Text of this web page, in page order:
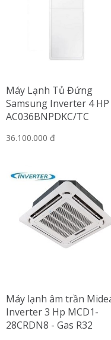
Máy Lạnh Tủ Đứng
Samsung Inverter 4 HP
AC036BNPDKC/TC
36.100.000 đ
Máy lạnh âm trần
Inverter 3 Hp MCD1-
28CRDN8 - Gas R32